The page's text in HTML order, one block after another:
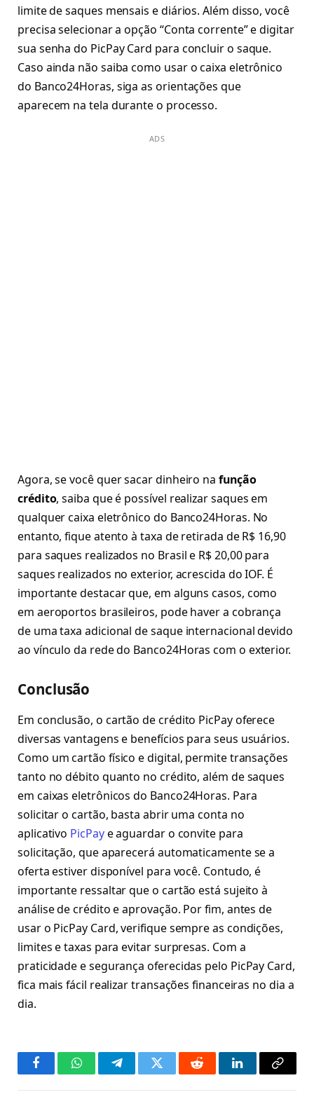
limite de saques mensais e diários. Além disso, você
precisa selecionar a opção “Conta corrente” e digitar
sua senha do PicPay Card para concluir o saque.
Caso ainda não saiba como usar o caixa eletrônico
do Banco24Horas, siga as orientações que
aparecem na tela durante o processo.
ADS
Agora, se você quer sacar dinheiro na função
crédito, saiba que é possível realizar saques em
qualquer caixa eletrônico do Banco24Horas. No
entanto, fique atento à taxa de retirada de R$ 16,90
para saques realizados no Brasil e R$ 20,00 para
saques realizados no exterior, acrescida do IOF. É
importante destacar que, em alguns casos, como
em aeroportos brasileiros, pode haver a cobrança
de uma taxa adicional de saque internacional devido
ao vínculo da rede do Banco24Horas com o exterior.
Conclusão
Em conclusão, o cartão de crédito PicPay oferece
diversas vantagens e benefícios para seus usuários.
Como um cartão físico e digital, permite transações
tanto no débito quanto no crédito, além de saques
em caixas eletrônicos do Banco24Horas. Para
solicitar o cartão, basta abrir uma conta no
aplicativo PicPaye aguardar o convite para
solicitação, que aparecerá automaticamente se a
oferta estiver disponível para você. Contudo, é
importante ressaltar que o cartão está sujeito à
análise de crédito e aprovação. Por fim, antes de
usar o PicPay Card, verifique sempre as condições,
limites e taxas para evitar surpresas. Com a
praticidade e segurança oferecidas pelo PicPay Card,
fica mais fácil realizar transações financeiras no dia a
dia.
FacebookWhatsAppTelegramTwitter Reddit LinkedInCopy